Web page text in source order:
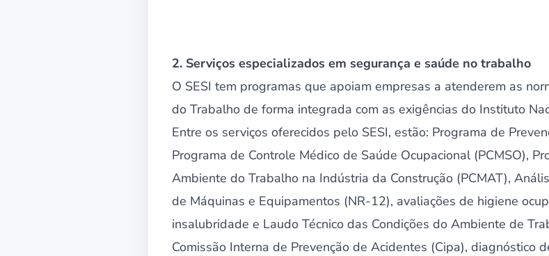
2. Serviços especializados em segurança e saúde no trabalho
O SESI tem programas que apoiam empresas a atenderem as
do Trabalho de forma integrada com as exigências do Instituto
Entre os serviços oferecidos pelo SESI, estão: Programa de
Programa de Controle Médico de Saúde Ocupacional (PCMSO),
Ambiente do Trabalho na Indústria da Construção (PCMAT),
de Máquinas e Equipamentos (NR-12), avaliações de higiene
insalubridade e Laudo Técnico das Condições do Ambiente de
Comissão Interna de Prevenção de Acidentes (Cipa), diagnóstico